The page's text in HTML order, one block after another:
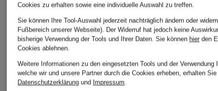
Slim Fit
199,99 €
Regular
Fit
239,99
Cookies zu erhalten sowie eine individuelle Auswahl zu treffen.
Sie können Ihre Tool-Auswahl jederzeit nachträglich ändern oder
Fußbereich unserer Webseite). Der Widerruf hat jedoch keine
bisherige Verwendung der Tools und Ihrer Daten. Sie können hier den
Cookies ablehnen.
Weitere Informationen zu den eingesetzten Tools und der Verwendung
welche wir und unsere Partner durch die Cookies erheben, erhalten
Datenschutzerklärung und Impressum.